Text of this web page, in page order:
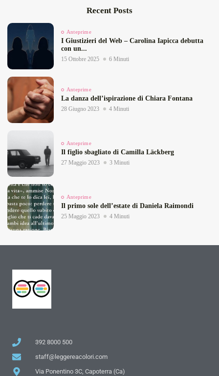
Recent Posts
Anteprime
I Giustizieri del Web – Carolina Iapicca debutta
con un...
15 Ottobre 2025 6 Minuti
Anteprime
La danza dell’ispirazione di Chiara Fontana
28 Giugno 2023 4 Minuti
Anteprime
Il figlio sbagliato di Camilla Läckberg
27 Maggio 2023 3 Minuti
Anteprime
Il primo sole dell’estate di Daniela Raimondi
25 Maggio 2023 4 Minuti
392 8000 500
staff@leggereacolori.com
Via Ponentino 3C, Capoterra (Ca)